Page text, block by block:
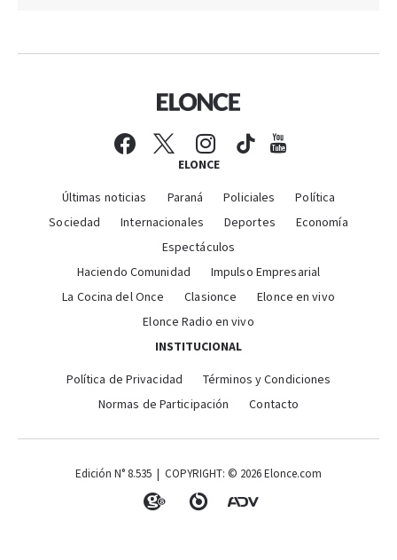
ELONCE
Últimas noticias Paraná Policiales
Política
Sociedad
Internacionales Deportes
Economía
Espectáculos
Haciendo Comunidad
Impulso Empresarial
La Cocina del Once
Clasionce
Elonce en vivo
Elonce Radio en vivo
INSTITUCIONAL
Política de Privacidad
Términos y Condiciones
Normas de Participación
Contacto
Edición N° 8.535 | COPYRIGHT: © 2026 Elonce.com